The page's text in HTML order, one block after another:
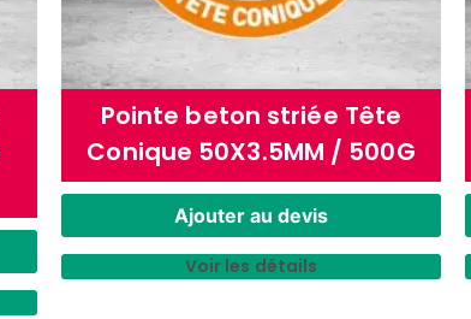
Pointe beton striée Tête
Conique 50X3.5MM / 500G
Ajouter au devis
Voir les détails